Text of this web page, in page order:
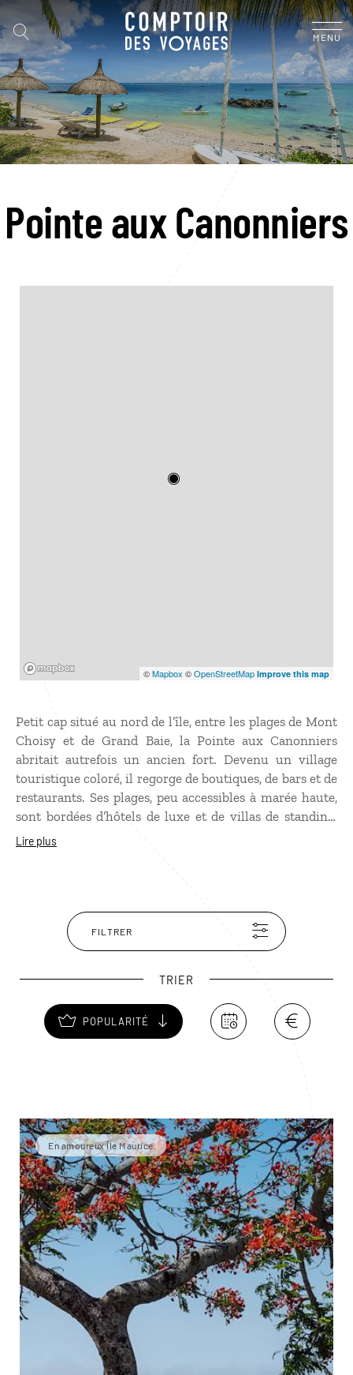
MENU
Pointe aux Canonniers
©Mapbox ©OpenStreetMap Improve this map
Petit cap situé au nord de l’île, entre les plages de Mont
Choisy et de Grand Baie, la Pointe aux Canonniers
abritait autrefois un ancien fort. Devenu un village
touristique coloré, il regorge de boutiques, de bars et de
restaurants. Ses plages, peu accessibles à marée haute,
sont bordées d’hôtels de luxe et de villas de standing,
idéal pour un séjour en toute intimité à l’Île Maurice.
Lire plus
FILTRER
TRIER
POPULARITÉ
En amoureux Île Maurice